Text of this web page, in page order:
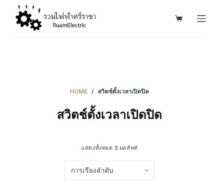
HOME / สวิตช์ตั้งเวลาเปิดปิด
สวิตช์ตั้งเวลาเปิดปิด
แสดงทั้งหมด 3 ผลลัพท์